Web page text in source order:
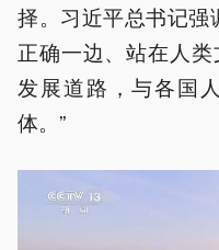
择。习近平总书记强
正确一边、站在人
发展道路，与各国
体。”